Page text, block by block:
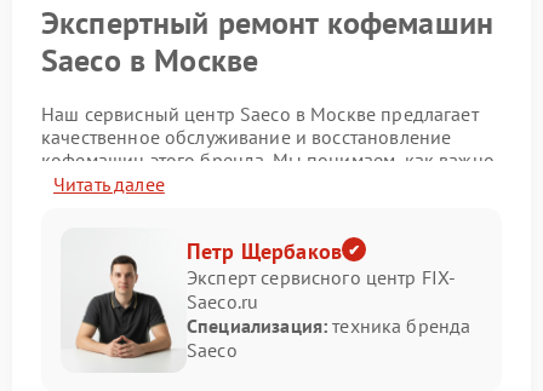
Экспертный ремонт кофемашин
Saeco в Москве
Наш сервисный центр Saeco в Москве предлагает
качественное обслуживание и восстановление
кофемашин этого бренда. Мы понимаем, как важно
иметь исправное оборудование для приготовления
диагностики, чтобы обеспечить надежную работу
техники.
Преимущества сервиса Saeco
Квалифицированные мастера с большим опытом
Читать далее
Петр Щербаков
Эксперт сервисного центр FIX-
Saeco.ru
Специализация: техника бренда
Saeco